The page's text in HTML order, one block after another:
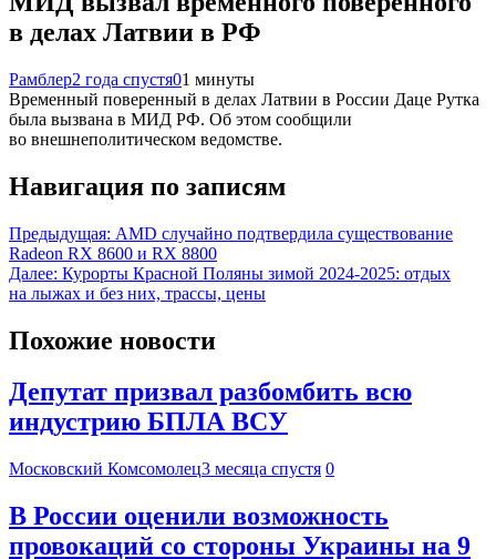
в делах Латвии в РФ
Рамблер2 года спустя01 минуты
Временный поверенный в делах Латвии в России Даце Рутка
была вызвана в МИД РФ. Об этом сообщили
во внешнеполитическом ведомстве.
Навигация по записям
Предыдущая: AMD случайно подтвердила существование
Radeon RX 8600 и RX 8800
Далее: Курорты Красной Поляны зимой 2024-2025: отдых
на лыжах и без них, трассы, цены
Похожие новости
Депутат призвал разбомбить всю
индустрию БПЛА ВСУ
Московский Комсомолец3 месяца спустя 0
В России оценили возможность
провокаций со стороны Украины на 9